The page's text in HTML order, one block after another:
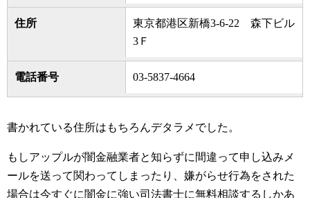
住所
東京都港区新橋3-6-22 森下ビル
3Ｆ
電話番号 03-5837-4664
書かれている住所はもちろんデタラメでした。
もしアップルが闇金融業者と知らずに間違って申し込みメ
ールを送って関わってしまったり、嫌がらせ行為をされた
場合は今すぐに闇金に強い司法書士に無料相談するしかあ